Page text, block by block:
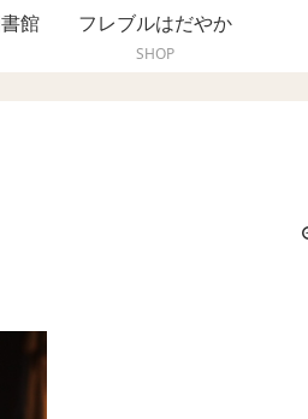
館
フレブルはだやか
SHOP